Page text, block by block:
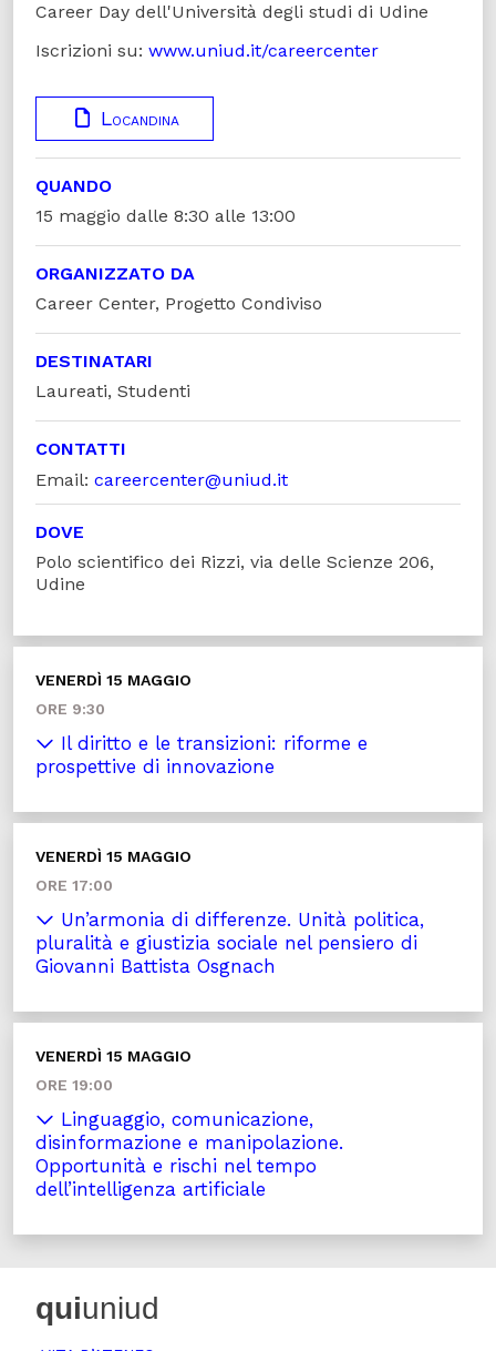
Career Day dell'Università degli studi di Udine
Iscrizioni su: www.uniud.it/careercenter
Locandina
QUANDO
15 maggio dalle 8:30 alle 13:00
ORGANIZZATO DA
Career Center, Progetto Condiviso
DESTINATARI
Laureati, Studenti
CONTATTI
Email: careercenter@uniud.it
DOVE
Polo scientifico dei Rizzi, via delle Scienze 206,
Udine
VENERDÌ 15 MAGGIO
ORE 9:30
Il diritto e le transizioni: riforme e
prospettive di innovazione
VENERDÌ 15 MAGGIO
ORE 17:00
Un’armonia di differenze. Unità politica,
pluralità e giustizia sociale nel pensiero di
Giovanni Battista Osgnach
VENERDÌ 15 MAGGIO
ORE 19:00
Linguaggio, comunicazione,
disinformazione e manipolazione.
Opportunità e rischi nel tempo
dell’intelligenza artificiale
quiuniud